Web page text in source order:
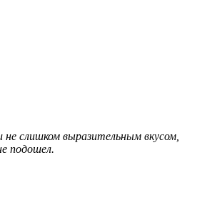
слишком выразительным вкусом,
подошел.